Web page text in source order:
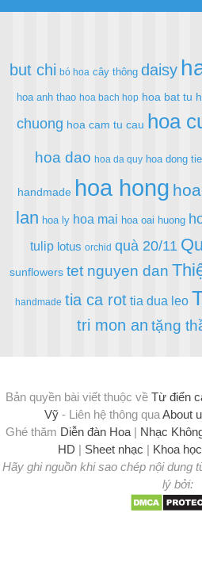
but chi bó hoa cây thông daisy
hoa anh thao hoa bach hop hoa bat tu
chuong hoa cam tu cau hoa
hoa dao hoa da quy hoa dong
handmade hoa hong
lan hoa ly hoa mai hoa oai huong
tulip lotus orchid quà 20/11
sunflowers tet nguyen dan
handmade tia ca rot tia dua leo
tri mon an tặng
Bản quyền bài viết thuộc về Từ điển
Vỹ - Liên hệ thông quaAbout
Ghé thăm Diễn đàn Hoa| Nhạc
HD
Sheet nhạc Khoa
Hãy ghi nguồn khi sao chép nội dung
lý bởi: